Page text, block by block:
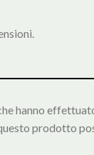
hanno
prodotto